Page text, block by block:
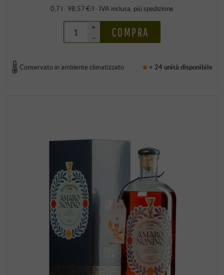
0,7 l · 98,57 €/l · IVA inclusa, più spedizione
+
–
COMPRA
Conservato in ambiente climatizzato < 24 unità disponibile